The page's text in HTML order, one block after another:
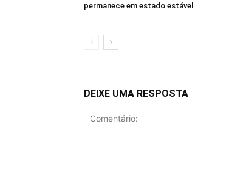
permanece em estado estável
DEIXE UMA RESPOSTA